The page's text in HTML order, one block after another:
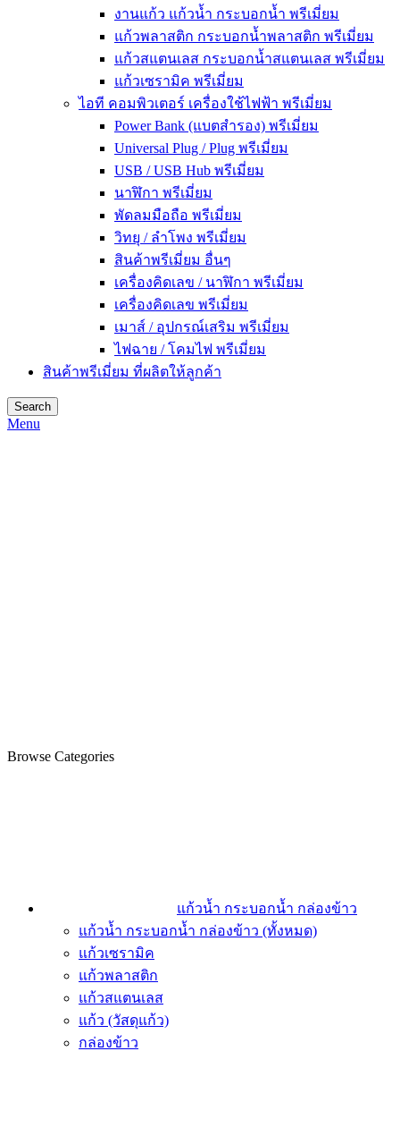
งานแก้ว แก้วน้ำ กระบอกน้ำ พรีเมี่ยม
แก้วพลาสติก กระบอกน้ำพลาสติก พรีเมี่ยม
แก้วสแตนเลส กระบอกน้ำสแตนเลส พรีเมี่ยม
แก้วเซรามิค พรีเมี่ยม
ไอที คอมพิวเตอร์ เครื่องใช้ไฟฟ้า พรีเมี่ยม
Power Bank (แบตสำรอง) พรีเมี่ยม
Universal Plug / Plug พรีเมี่ยม
USB / USB Hub พรีเมี่ยม
นาฬิกา พรีเมี่ยม
พัดลมมือถือ พรีเมี่ยม
วิทยุ / ลำโพง พรีเมี่ยม
สินค้าพรีเมี่ยม อื่นๆ
เครื่องคิดเลข / นาฬิกา พรีเมี่ยม
เครื่องคิดเลข พรีเมี่ยม
เมาส์ / อุปกรณ์เสริม พรีเมี่ยม
ไฟฉาย / โคมไฟ พรีเมี่ยม
สินค้าพรีเมี่ยม ที่ผลิตให้ลูกค้า
Search
Menu
Browse Categories
แก้วน้ำ กระบอกน้ำ กล่องข้าว
แก้วน้ำ กระบอกน้ำ กล่องข้าว (ทั้งหมด)
แก้วเซรามิค
แก้วพลาสติก
แก้วสแตนเลส
แก้ว (วัสดุแก้ว)
กล่องข้าว